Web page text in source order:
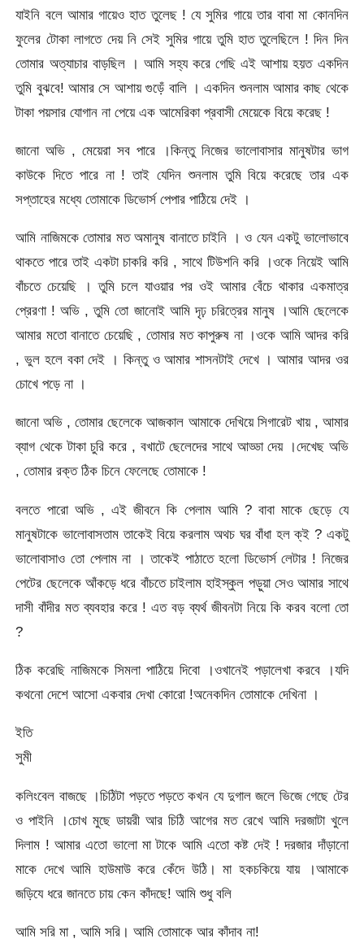
যাইনি বলে আমার গায়েও হাত তুলেছ ! যে সুমির গায়ে তার বাবা মা কোনদিন
ফুলের টোকা লাগতে দেয় নি সেই সুমির গায়ে তুমি হাত তুলেছিলে ! দিন দিন
তোমার অত্যাচার বাড়ছিল । আমি সহ্য করে গেছি এই আশায় হয়ত একদিন
তুমি বুঝবে! আমার সে আশায় গুড়েঁ বালি । একদিন শুনলাম আমার কাছ থেকে
টাকা পয়সার যোগান না পেয়ে এক আমেরিকা প্রবাসী মেয়েকে বিয়ে করেছ !
জানো অভি , মেয়েরা সব পারে ।কিন্তু নিজের ভালোবাসার মানুষটার ভাগ
কাউকে দিতে পারে না ! তাই যেদিন শুনলাম তুমি বিয়ে করেছে তার এক
সপ্তাহের মধ্যে তোমাকে ডিভোর্স পেপার পাঠিয়ে দেই ।
আমি নাজিমকে তোমার মত অমানুষ বানাতে চাইনি । ও যেন একটু ভালোভাবে
থাকতে পারে তাই একটা চাকরি করি , সাথে টিউশনি করি ।ওকে নিয়েই আমি
বাঁচতে চেয়েছি । তুমি চলে যাওয়ার পর ওই আমার বেঁচে থাকার একমাত্র
প্রেরণা ! অভি , তুমি তো জানোই আমি দৃঢ় চরিত্রের মানুষ ।আমি ছেলেকে
আমার মতো বানাতে চেয়েছি , তোমার মত কাপুরুষ না ।ওকে আমি আদর করি
, ভুল হলে বকা দেই । কিন্তু ও আমার শাসনটাই দেখে । আমার আদর ওর
চোখে পড়ে না ।
জানো অভি , তোমার ছেলেকে আজকাল আমাকে দেখিয়ে সিগারেট খায় , আমার
ব্যাগ থেকে টাকা চুরি করে , বখাটে ছেলেদের সাথে আড্ডা দেয় ।দেখেছ অভি
, তোমার রক্ত ঠিক চিনে ফেলেছে তোমাকে !
বলতে পারো অভি , এই জীবনে কি পেলাম আমি ? বাবা মাকে ছেড়ে যে
মানুষটাকে ভালোবাসতাম তাকেই বিয়ে করলাম অথচ ঘর বাঁধা হল ক্ই ? একটু
ভালোবাসাও তো পেলাম না । তাকেই পাঠাতে হলো ডিভোর্স লেটার ! নিজের
পেটের ছেলেকে আঁকড়ে ধরে বাঁচতে চাইলাম হাইস্কুল পড়ুয়া সেও আমার সাথে
দাসী বাঁদীর মত ব্যবহার করে ! এত বড় ব্যর্থ জীবনটা নিয়ে কি করব বলো তো
?
ঠিক করেছি নাজিমকে সিমলা পাঠিয়ে দিবো ।ওখানেই পড়ালেখা করবে ।যদি
কথনো দেশে আসো একবার দেখা কোরো !অনেকদিন তোমাকে দেখিনা ।
ইতি
সুমী
কলিংবেল বাজছে ।চিঠিটা পড়তে পড়তে কখন যে দুগাল জলে ভিজে গেছে টের
ও পাইনি ।চোখ মুছে ডায়রী আর চিঠি আগের মত রেখে আমি দরজাটা খুলে
দিলাম ! আমার এতো ভালো মা টাকে আমি এতো কষ্ট দেই ! দরজার দাঁড়ানো
মাকে দেখে আমি হাউমাউ করে কেঁদে উঠি। মা হকচকিয়ে যায় ।আমাকে
জড়িযে ধরে জানতে চায় কেন কাঁদছে! আমি শুধু বলি
আমি সরি মা , আমি সরি। আমি তোমাকে আর কাঁদাব না!